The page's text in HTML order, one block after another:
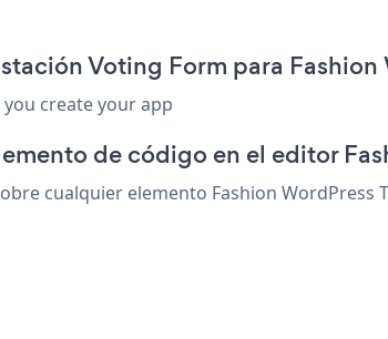
Voting Form para Fashion
create your app
de código en el editor
cualquier elemento Fashion